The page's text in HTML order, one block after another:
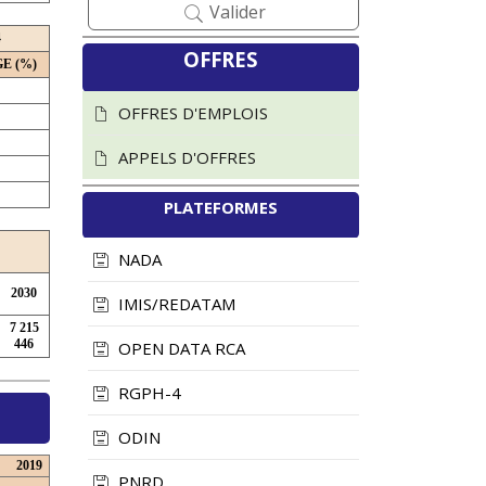
: Les
Nationaux
2021
publiés
Vues : 80
ICASEES :
des informations sur
le Dossier d'Appel
d'Offres (DAO) du
(%)
2030
7 215
446
2019
Valider
OFFRES
OFFRES D'EMPLOIS
APPELS D'OFFRES
PLATEFORMES
NADA
IMIS/REDATAM
OPEN DATA RCA
RGPH-4
ODIN
PNRD